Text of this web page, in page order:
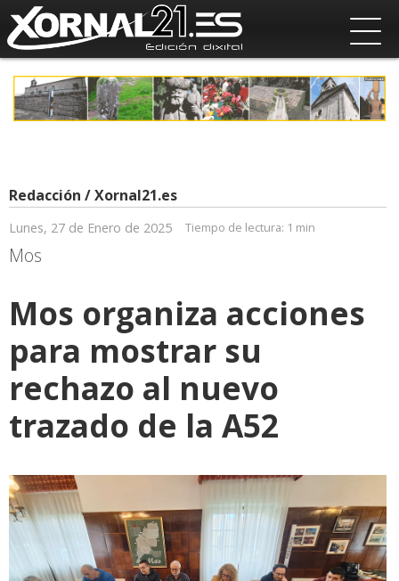
Redacción / Xornal21.es
Lunes, 27 de Enero de 2025 Tiempo de lectura: 1 min
Mos
Mos organiza acciones
para mostrar su
rechazo al nuevo
trazado de la A52